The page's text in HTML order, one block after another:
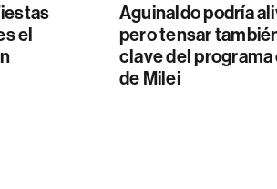
el
Aguinaldo podría
pero tensar
clave del
de Milei